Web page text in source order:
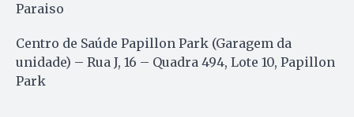
Paraiso
Centro de Saúde Papillon Park (Garagem da
unidade) – Rua J, 16 – Quadra 494, Lote 10, Papillon
Park